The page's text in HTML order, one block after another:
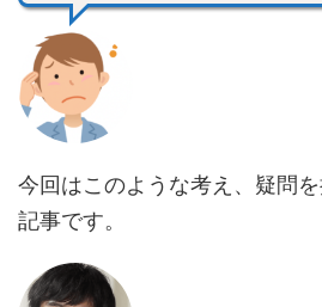
今回はこのような考え、疑問
記事です。